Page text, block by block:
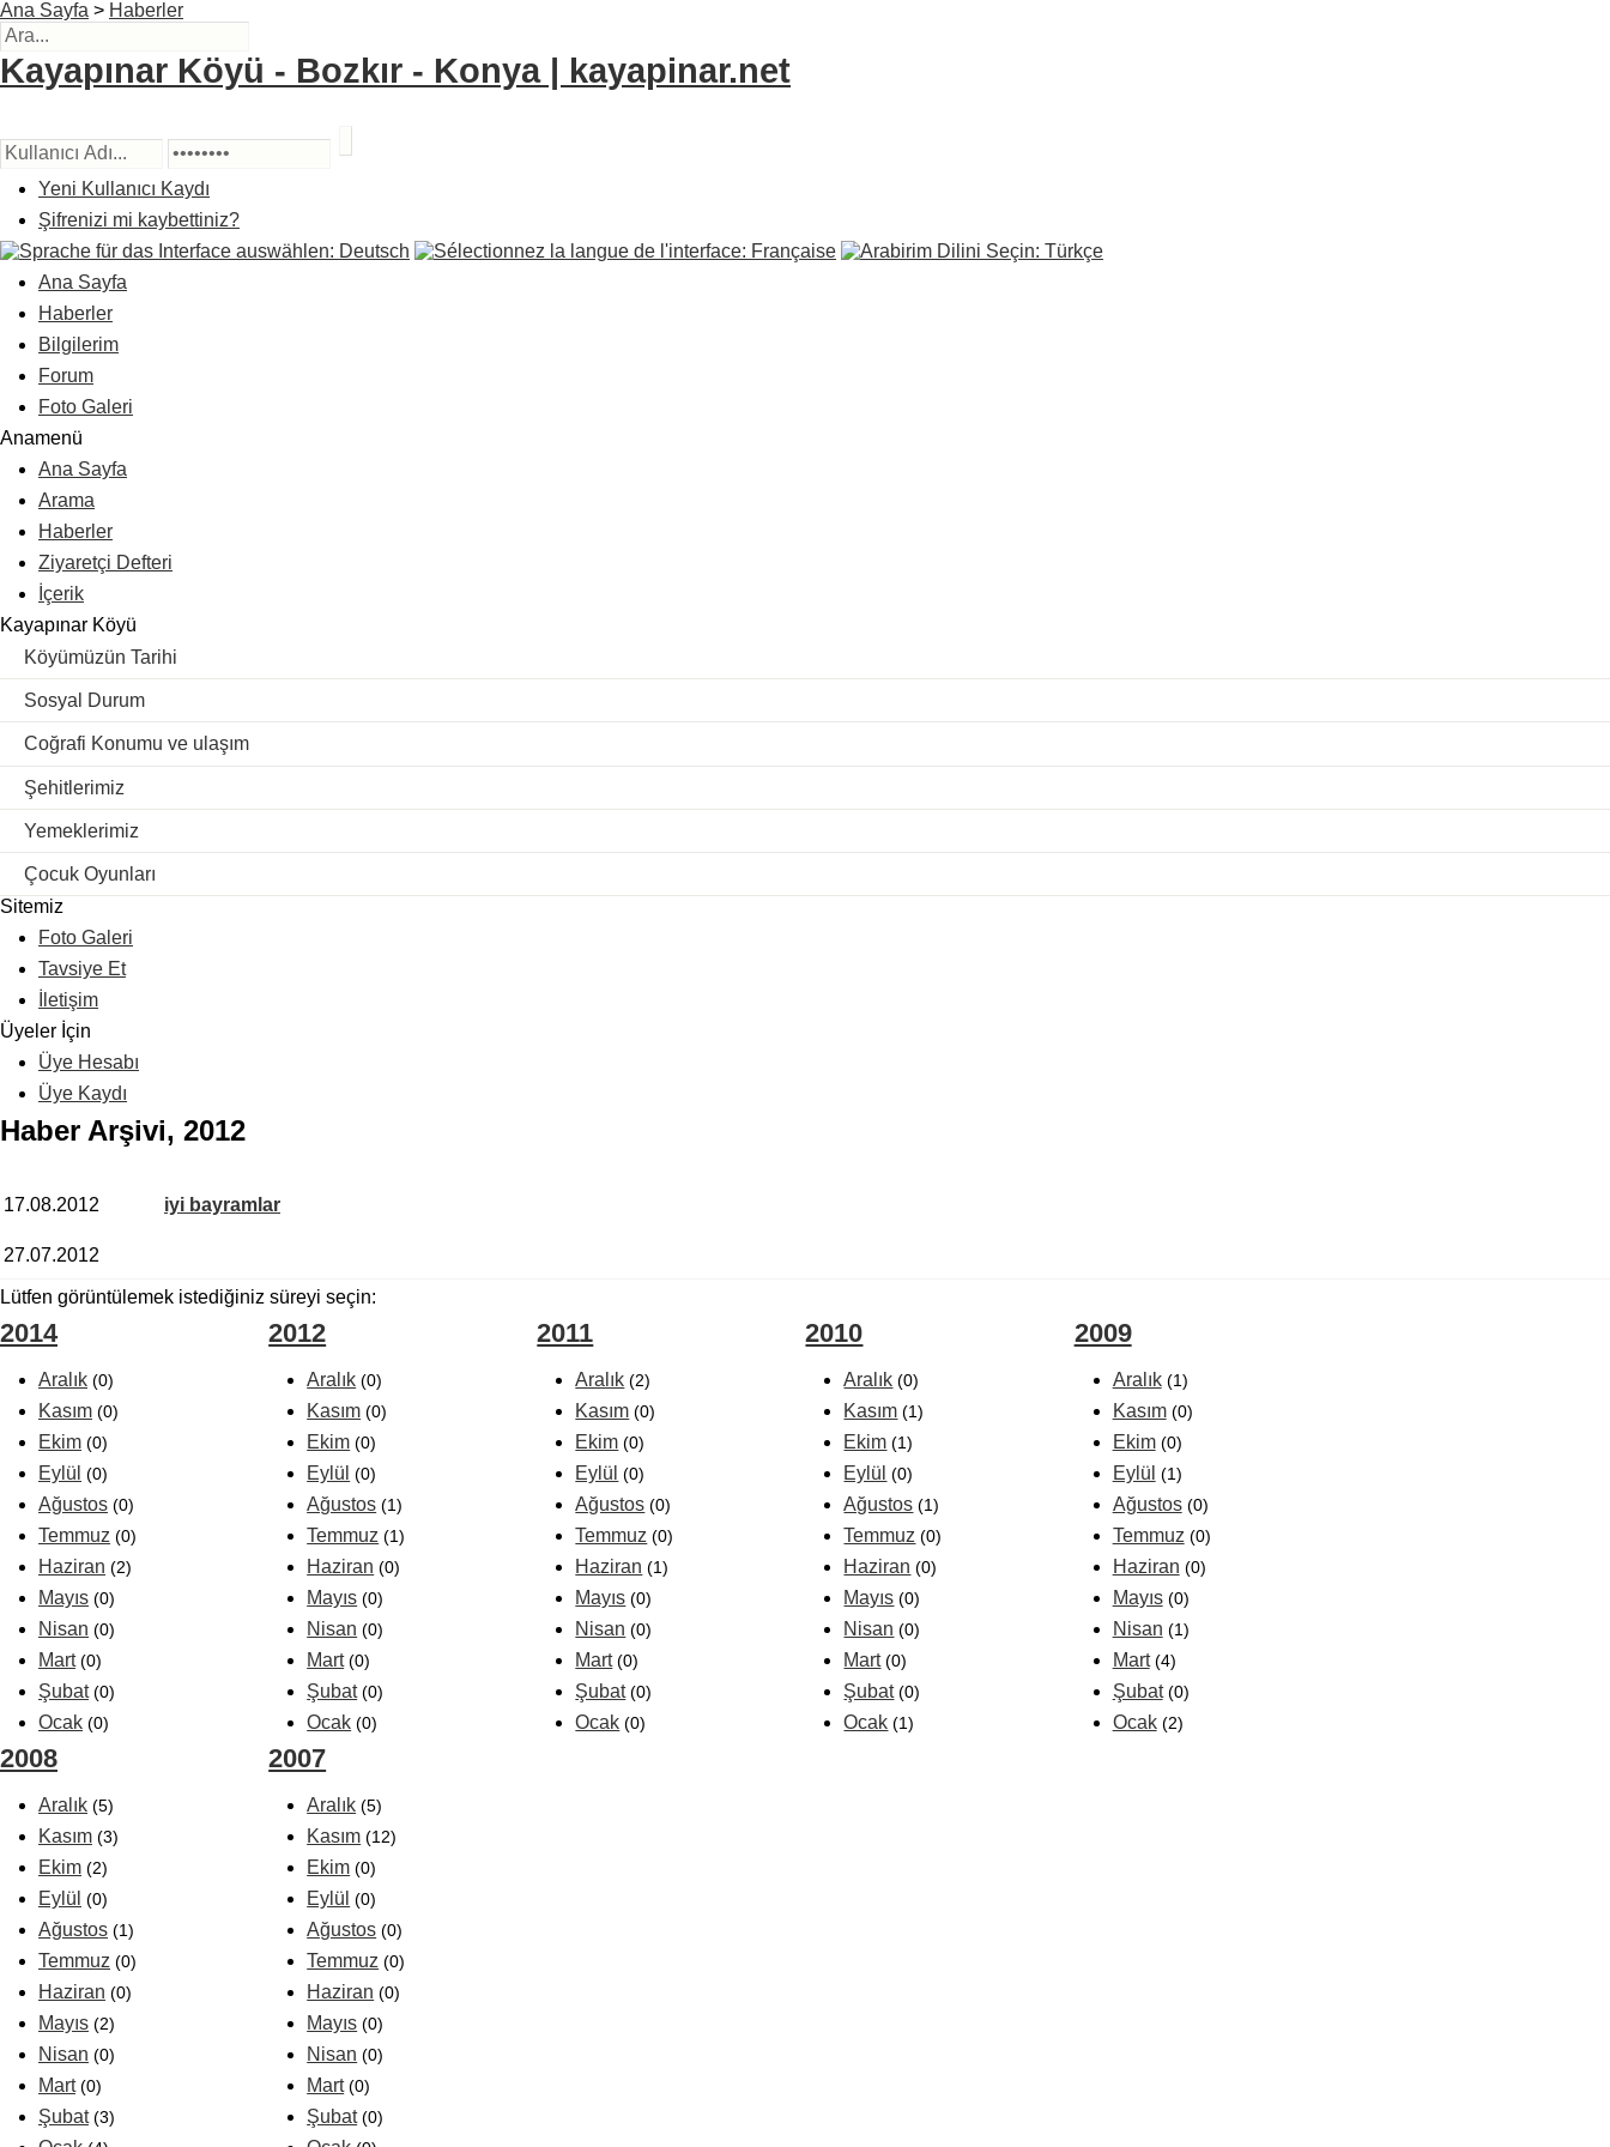
Ana Sayfa > Haberler
Kayapınar Köyü - Bozkır - Konya | kayapinar.net
Yeni Kullanıcı Kaydı
Şifrenizi mi kaybettiniz?
Ana Sayfa
Haberler
Bilgilerim
Forum
Foto Galeri
Anamenü
Ana Sayfa
Arama
Haberler
Ziyaretçi Defteri
İçerik
Kayapınar Köyü
Köyümüzün Tarihi
Sosyal Durum
Coğrafi Konumu ve ulaşım
Şehitlerimiz
Yemeklerimiz
Çocuk Oyunları
Sitemiz
Foto Galeri
Tavsiye Et
İletişim
Üyeler İçin
Üye Hesabı
Üye Kaydı
Haber Arşivi, 2012
17.08.2012 iyi bayramlar
27.07.2012
Lütfen görüntülemek istediğiniz süreyi seçin:
2014
Aralık (0)
Kasım (0)
Ekim (0)
Eylül (0)
Ağustos (0)
Temmuz (0)
Haziran (2)
Mayıs (0)
Nisan (0)
Mart (0)
Şubat (0)
Ocak (0)
2012
Aralık (0)
Kasım (0)
Ekim (0)
Eylül (0)
Ağustos (1)
Temmuz (1)
Haziran (0)
Mayıs (0)
Nisan (0)
Mart (0)
Şubat (0)
Ocak (0)
2011
Aralık (2)
Kasım (0)
Ekim (0)
Eylül (0)
Ağustos (0)
Temmuz (0)
Haziran (1)
Mayıs (0)
Nisan (0)
Mart (0)
Şubat (0)
Ocak (0)
2010
Aralık (0)
Kasım (1)
Ekim (1)
Eylül (0)
Ağustos (1)
Temmuz (0)
Haziran (0)
Mayıs (0)
Nisan (0)
Mart (0)
Şubat (0)
Ocak (1)
2009
Aralık (1)
Kasım (0)
Ekim (0)
Eylül (1)
Ağustos (0)
Temmuz (0)
Haziran (0)
Mayıs (0)
Nisan (1)
Mart (4)
Şubat (0)
Ocak (2)
2008
Aralık (5)
Kasım (3)
Ekim (2)
Eylül (0)
Ağustos (1)
Temmuz (0)
Haziran (0)
Mayıs (2)
Nisan (0)
Mart (0)
Şubat (3)
2007
Aralık (5)
Kasım (12)
Ekim (0)
Eylül (0)
Ağustos (0)
Temmuz (0)
Haziran (0)
Mayıs (0)
Nisan (0)
Mart (0)
Şubat (0)